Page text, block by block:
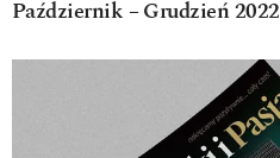
Październik – Grudzień 2022